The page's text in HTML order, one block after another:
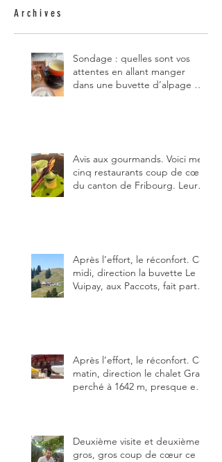
Archives
Sondage : quelles sont vos
attentes en allant manger
dans une buvette d’alpage et,
Avis aux gourmands. Voici mes
cinq restaurants coup de cœur
du canton de Fribourg. Leurs
Après l’effort, le réconfort. Ce
midi, direction la buvette Le
Vuipay, aux Paccots, fait partie
Après l’effort, le réconfort. Ce
matin, direction le chalet Grat
perché à 1642 m, presque en
de plaisir.
Deuxième visite et deuxième
gros, gros coup de cœur ce